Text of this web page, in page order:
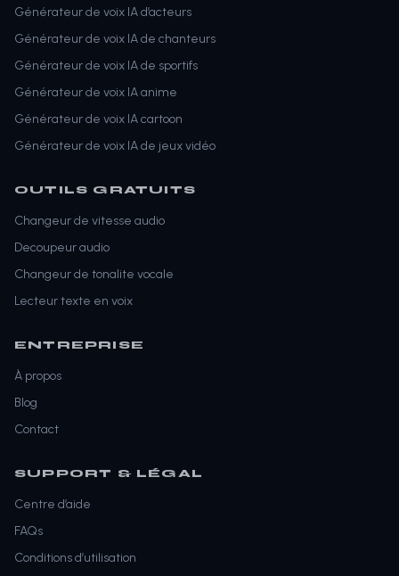
Générateur de voix IA d’acteurs
Générateur de voix IA de chanteurs
Générateur de voix IA de sportifs
Générateur de voix IA anime
Générateur de voix IA cartoon
Générateur de voix IA de jeux vidéo
OUTILS GRATUITS
Changeur de vitesse audio
Decoupeur audio
Changeur de tonalite vocale
Lecteur texte en voix
ENTREPRISE
À propos
Blog
Contact
SUPPORT & LÉGAL
Centre d’aide
FAQs
Conditions d’utilisation